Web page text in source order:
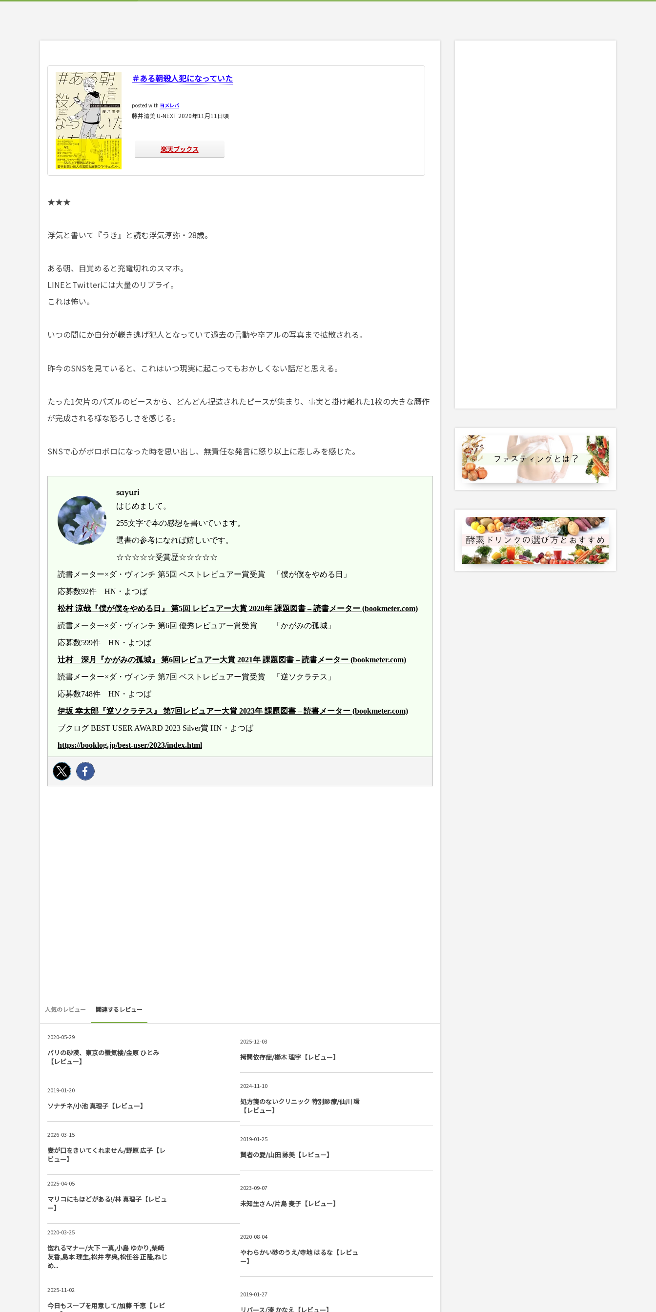
＃ある朝殺人犯になっていた
posted with ヨメレバ
藤井清美 U-NEXT 2020年11月11日頃
楽天ブックス
★★★
浮気と書いて『うき』と読む浮気淳弥・28歳。
ある朝、目覚めると充電切れのスマホ。
LINEとTwitterには大量のリプライ。
これは怖い。
いつの間にか自分が轢き逃げ犯人となっていて過去の言動や卒アルの写真まで拡散される。
昨今のSNSを見ていると、これはいつ現実に起こってもおかしくない話だと思える。
たった1欠片のパズルのピースから、どんどん捏造されたピースが集まり、事実と掛け離れた1枚の大きな贋作
が完成される様な恐ろしさを感じる。
SNSで心がボロボロになった時を思い出し、無責任な発言に怒り以上に悲しみを感じた。
sayuri
はじめまして。
255文字で本の感想を書いています。
選書の参考になれば嬉しいです。
☆☆☆☆☆受賞歴☆☆☆☆☆
読書メーター×ダ・ヴィンチ 第5回 ベストレビュアー賞受賞 「僕が僕をやめる日」
応募数92件 HN・よつば
松村 涼哉『僕が僕をやめる日』 第5回 レビュアー大賞 2020年 課題図書 – 読書メーター (bookmeter.com)
読書メーター×ダ・ヴィンチ 第6回 優秀レビュアー賞受賞 「かがみの孤城」
応募数599件 HN・よつば
辻村 深月『かがみの孤城』 第6回レビュアー大賞 2021年 課題図書 – 読書メーター (bookmeter.com)
読書メーター×ダ・ヴィンチ 第7回 ベストレビュアー賞受賞 「逆ソクラテス」
応募数748件 HN・よつば
伊坂 幸太郎『逆ソクラテス』 第7回レビュアー大賞 2023年 課題図書 – 読書メーター (bookmeter.com)
ブクログ BEST USER AWARD 2023 Silver賞 HN・よつば
https://booklog.jp/best-user/2023/index.html
人気のレビュー 関連するレビュー
2020-05-29
パリの砂漠、東京の蜃気楼/金原 ひとみ
【レビュー】
2025-12-03
拷問依存症/櫛木 理宇【レビュー】
2019-01-20
ソナチネ/小池 真理子【レビュー】
2024-11-10
処方箋のないクリニック 特別診療/仙川 環
【レビュー】
2026-03-15
妻が口をきいてくれません/野原 広子【レ
ビュー】
2019-01-25
賢者の愛/山田 詠美【レビュー】
2025-04-05
マリコにもほどがある!/林 真理子【レビュ
ー】
2023-09-07
未知生さん/片島 麦子【レビュー】
2020-03-25
惚れるマナー/大下 一真,小島 ゆかり,柴崎
友香,島本 理生,松井 孝典,松任谷 正隆,ねじ
め...
2020-08-04
やわらかい砂のうえ/寺地 はるな【レビュ
ー】
2025-11-02
今日もスープを用意して/加藤 千恵【レビ
2019-01-27
リバース/湊 かなえ【レビュー】